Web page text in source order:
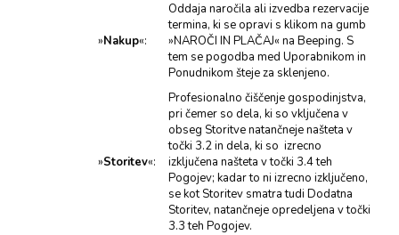
»Nakup«:
Oddaja naročila ali izvedba rezervacije
termina, ki se opravi s klikom na gumb
»NAROČI IN PLAČAJ« na Beeping. S
tem se pogodba med Uporabnikom in
Ponudnikom šteje za sklenjeno.
»Storitev«:
Profesionalno čiščenje gospodinjstva,
pri čemer so dela, ki so vključena v
obseg Storitve natančneje našteta v
točki 3.2 in dela, ki so izrecno
izključena našteta v točki 3.4 teh
Pogojev; kadar to ni izrecno izključeno,
se kot Storitev smatra tudi Dodatna
Storitev, natančneje opredeljena v točki
3.3 teh Pogojev.